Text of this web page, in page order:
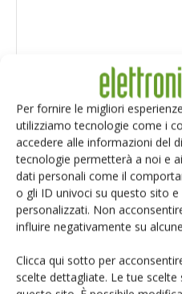
Per fornire le migliori
utilizziamo tecnologie come i
accedere alle informazioni del
tecnologie permetterà a noi e
dati personali come il
o gli ID univoci su questo sito
personalizzati. Non
influire negativamente su
Clicca qui sotto per
scelte dettagliate. Le tue
Salva il mio nome, email e
prossimi commenti.